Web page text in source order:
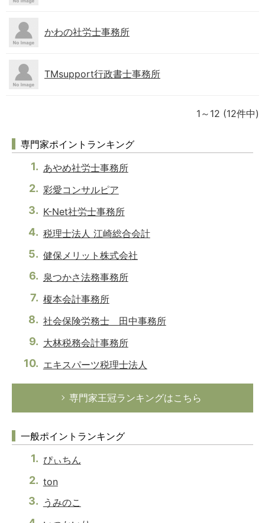
かわの社労士事務所
TMsupport行政書士事務所
1～12 (12件中)
専門家ポイントランキング
あやめ社労士事務所
彩愛コンサルピア
K-Net社労士事務所
税理士法人 江崎総合会計
健保メリット株式会社
泉つかさ法務事務所
榎本会計事務所
社会保険労務士 田中事務所
大林税務会計事務所
エキスパーツ税理士法人
専門家王冠ランキングはこちら
一般ポイントランキング
ぴぃちん
ton
うみのこ